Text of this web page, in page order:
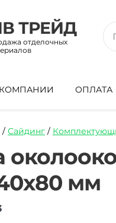
ТРЕЙД
отделочных
ОПЛАТА
/ Сайдинг /
images/id/normal/
мм